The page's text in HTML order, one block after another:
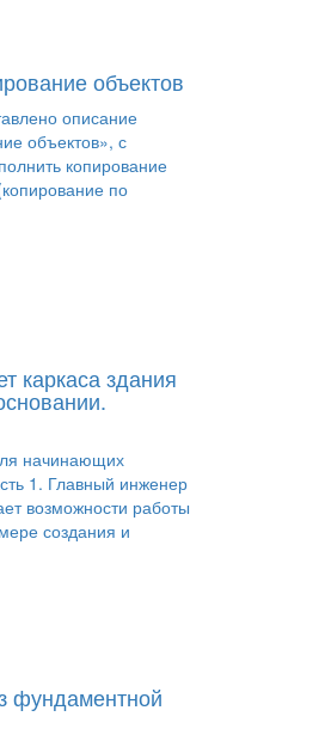
объектов
описание
объектов», с
копирование
по
каркаса здания
начинающих
1. Главный инженер
возможности работы
создания и
фундаментной